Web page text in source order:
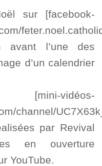
sur [facebook-
avant l’une des
d’un calendrier
vidéos-
channel/
par Revival
en ouverture
YouTube.